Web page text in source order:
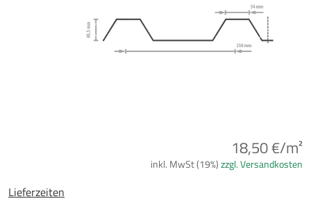
Previous Next
18,50 €/m²
inkl. MwSt (19%)zzgl. Versandkosten
Lieferzeiten